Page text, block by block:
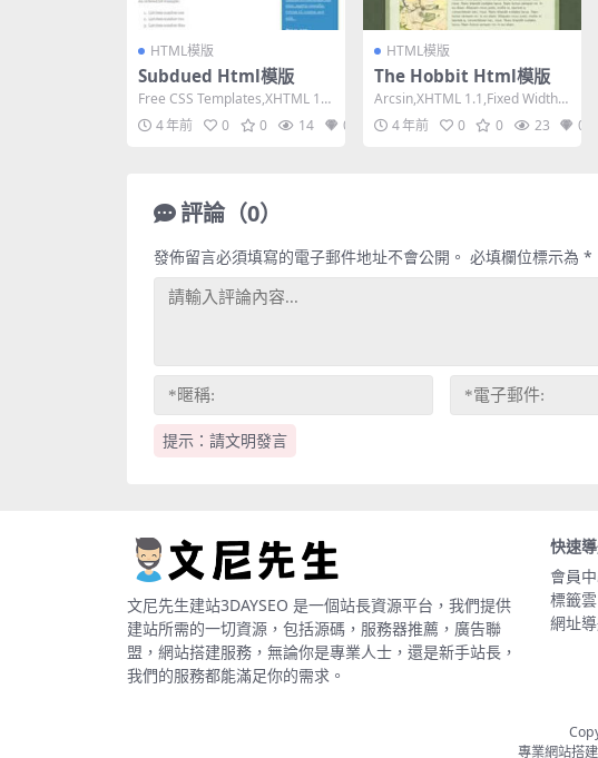
HTML模版
Subdued Html模版
Free CSS Templates,XHTML 1.0
Strict,Fixe...
4 年前 0 0 14 0
HTML模版
The Hobbit Html模版
Arcsin,XHTML 1.1,Fixed Width,
1 Column,D...
4 年前 0 0 23 0
評論（0）
提示：請文明發言
發佈留言必須填寫的電子郵件地址不會公開。 必填欄位標示為 *
文尼先生建站3DAYSEO 是一個站長資源平台，我們提供
建站所需的一切資源，包括源碼，服務器推薦，廣告聯
盟，網站搭建服務，無論你是專業人士，還是新手站長，
我們的服務都能滿足你的需求。
快速
會員
標籤雲
網址
專業網站搭